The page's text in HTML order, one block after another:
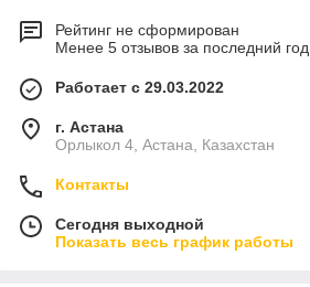
Рейтинг не сформирован
Менее 5 отзывов за последний год
Работает с 29.03.2022
г. Астана
Орлыкол 4, Астана, Казахстан
Контакты
Сегодня выходной
Показать весь график работы